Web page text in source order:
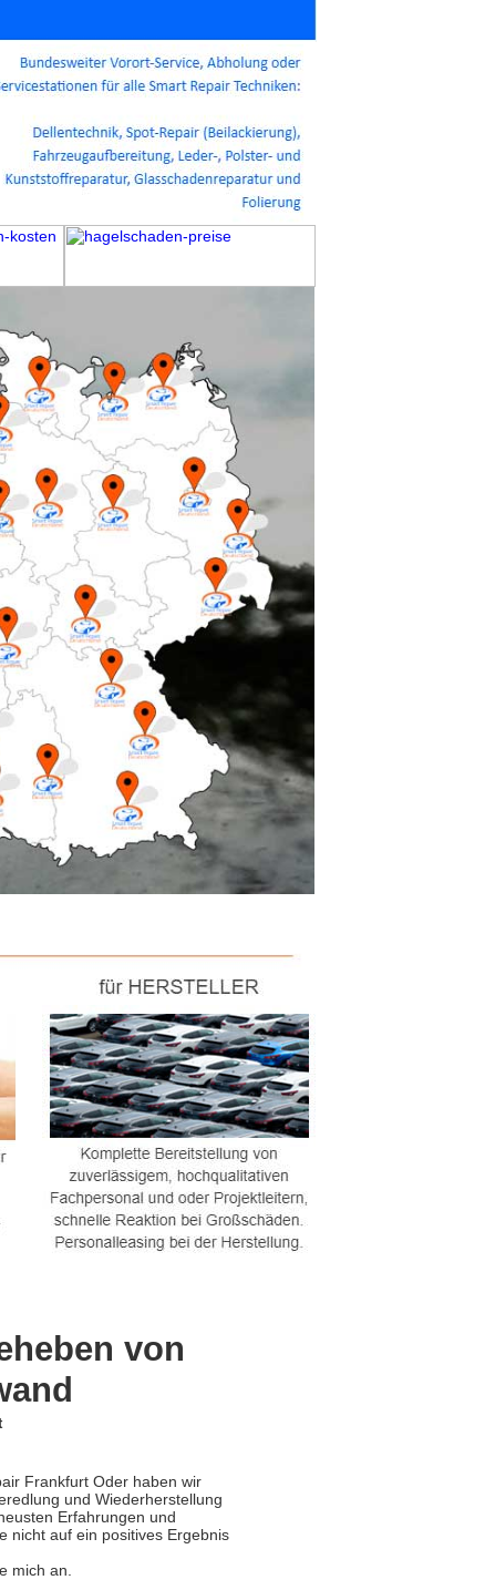
von
Frankfurt Oder haben wir
und Wiederherstellung
Erfahrungen und
nicht auf ein positives Ergebnis
mich an.